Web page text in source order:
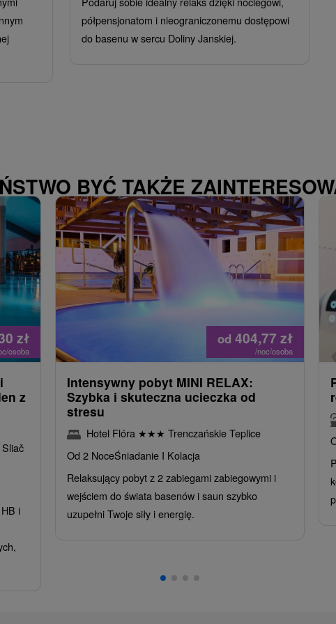
półpensjonatom i nieograniczonemu dostępowi
do basenu w sercu Doliny Janskiej.
BYĆ TAKŻE
zł
osoba
z
Sliač
i
od 404,77zł
/noc/osoba
Intensywny pobyt MINI RELAX:
Szybka i skuteczna ucieczka od
stresu
Hotel Flóra ★★★ Trenczańskie Teplice
Od 2 NoceŚniadanie I Kolacja
Relaksujący pobyt z 2 zabiegami zabiegowymi i
wejściem do świata basenów i saun szybko
uzupełni Twoje siły i energię.